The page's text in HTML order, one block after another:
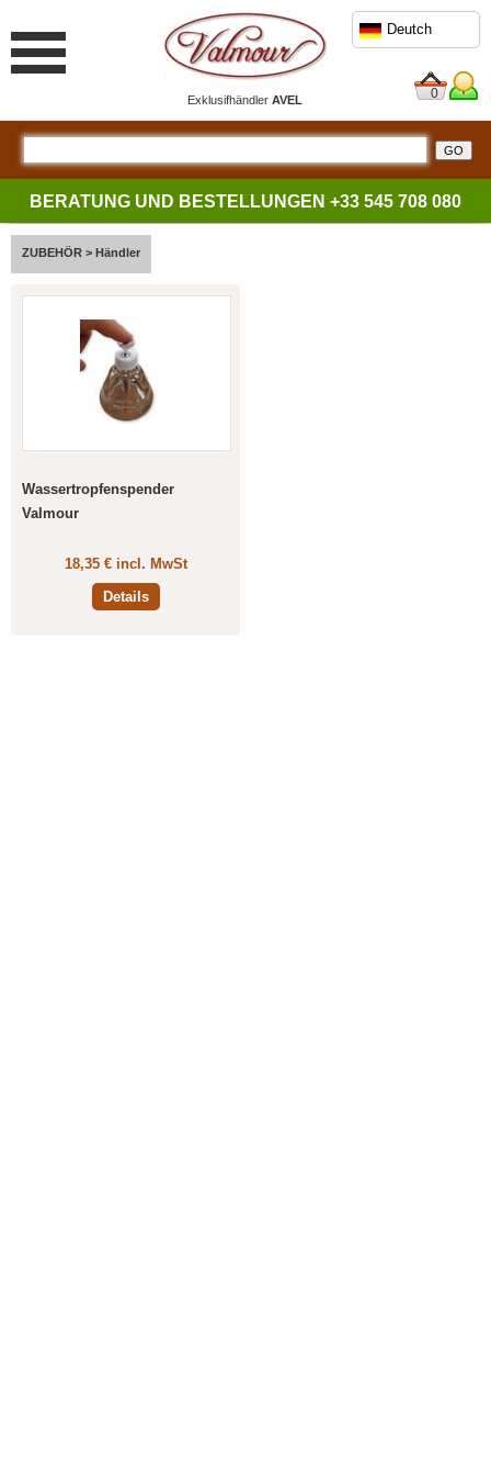
ExklusifhändlerAVEL
Deutch
0
BERATUNG UND BESTELLUNGEN +33 545 708 080
ZUBEHÖR > Händler
Wassertropfenspender
Valmour
18,35 € incl. MwSt
Details